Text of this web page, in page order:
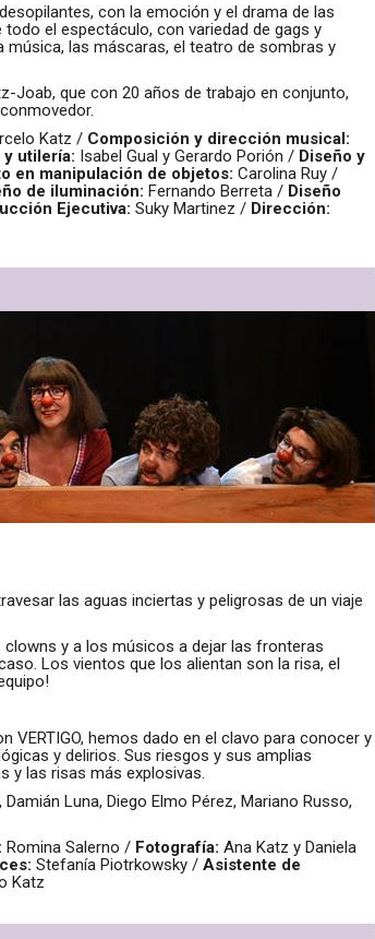
con la emoción y el drama de las
el espectáculo, con variedad de gags y
las máscaras, el teatro de sombras y
Joab, que con 20 años de trabajo en conjunto,
Katz / Composición y dirección musical:
utilería: Isabel Gual y Gerardo Porión / Diseño y
en manipulación de objetos: Carolina Ruy /
de iluminación: Fernando Berreta / Diseño
Ejecutiva: Suky Martinez / Dirección:
las aguas inciertas y peligrosas de un viaje
clowns y a los músicos a dejar las fronteras
Los vientos que los alientan son la risa, el
VERTIGO, hemos dado en el clavo para conocer y
y delirios. Sus riesgos y sus amplias
y las risas más explosivas.
Luna, Diego Elmo Pérez, Mariano Russo,
Romina Salerno / Fotografía: Ana Katz y Daniela
Stefanía Piotrkowsky /Asistente de
Katz